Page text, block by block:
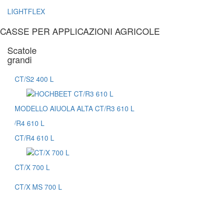
LIGHTFLEX
CASSE PER APPLICAZIONI AGRICOLE
Scatole
grandi
CT/S2 400 L
MODELLO AIUOLA ALTA CT/R3 610 L
CT/R4 610 L
CT/X 700 L
CT/X MS 700 L